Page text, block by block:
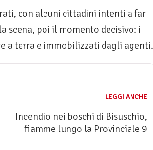
con alcuni cittadini intenti a far
scena, poi il momento decisivo: i
a terra e immobilizzati dagli agenti.
LEGGI ANCHE
Incendio nei boschi di Bisuschio,
fiamme lungo la Provinciale 9